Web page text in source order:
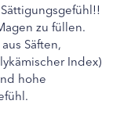
zu füllen.
Säften,
Index)
hohe